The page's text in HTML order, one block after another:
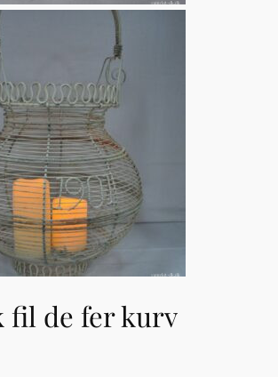
fil de fer kurv